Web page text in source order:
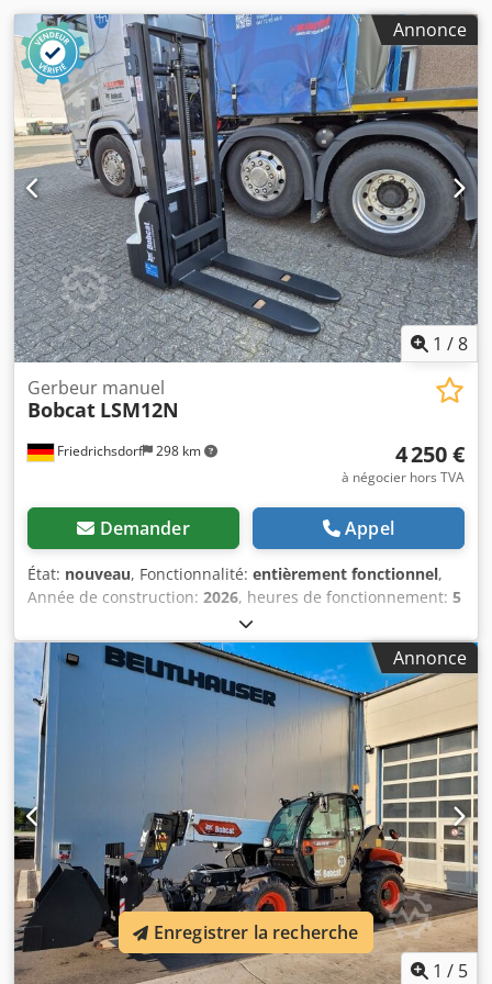
Annonce
1 /8
Friedrichsdorf 298 km
Gerbeur manuel
Bobcat LSM12N
4 250 €
à négocier hors TVA
Demander Appel
État: nouveau, Fonctionnalité: entièrement fonctionnel,
Année de construction: 2026, heures de fonctionnement: 5
1 200 kg
mm, type de carburant:électrique, type de mât:duplex,
hauteur de construction:2 150 mm, longueur des
fourches:
1 150 mm, poids à vide: 585 kg, longueur totale:
1 710 mm
, type de transmission:Elektro, largeur de
construction:
800 mm
, Gerbeur électrique Centre de
gravité: 600 mm Chedpfx Ajy Uz Sqocyoa Largeur des
fourches: 180 mm Épaisseur des fourches: 60 mm Type de
mât: Duplex État: Neuf État technique: Neuf Type de
bandage avant: Polyuréthane État bandage avant: 80 - 100
% Type de bandage arrière: Polyuréthane État bandage
arrière: 80 - 100 % Batterie volts: 24V Batterie Ah: 60Ah
Type de batterie: Lithium-ion Année de fabrication
batterie: 2026 État batterie: 80 - 100 % Certificat CE,
Batterie lithium-ion sans entretien 24 V
Annonce
1 / 5
Enregistrer la recherche